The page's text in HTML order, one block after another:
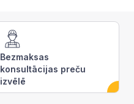
Bezmaksas
konsultācijas preču
izvēlē